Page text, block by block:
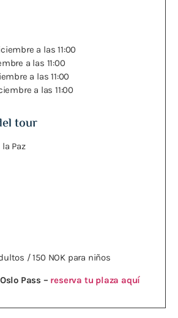
a las 11:00
a las 11:00
a las 11:00
a las 11:00
tour
Paz
/ 150 NOK para niños
Pass – reserva tu plaza aquí